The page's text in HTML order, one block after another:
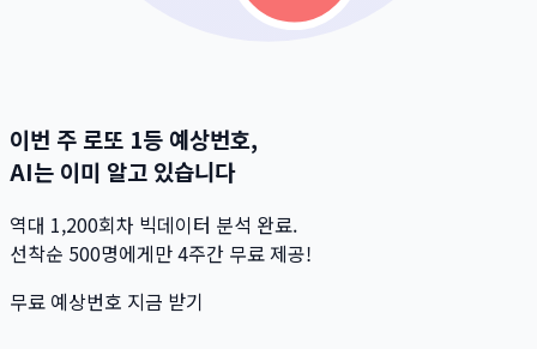
이번 주 로또 1등 예상번호,
AI는 이미 알고 있습니다
역대 1,200회차 빅데이터 분석 완료.
선착순 500명에게만 4주간 무료 제공!
무료 예상번호 지금 받기